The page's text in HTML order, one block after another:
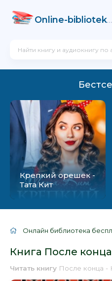
Online-biblioteka
Крепкий орешек -
Тата Кит
Онлайн библиотека
Книга После
Читать книгу После конца